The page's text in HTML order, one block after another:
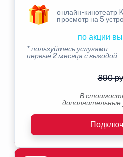
онлайн-кинотеатр
просмотр на 5
по акции
* пользуйтесь услугами
первые 2 месяца с выгодой
890
В
дополнительные